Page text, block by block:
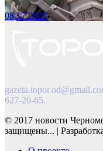
08.17.2025
627-20-65.
© 2017 новости
защищены... |